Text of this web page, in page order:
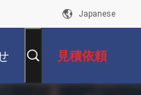
Japanese
見積依頼